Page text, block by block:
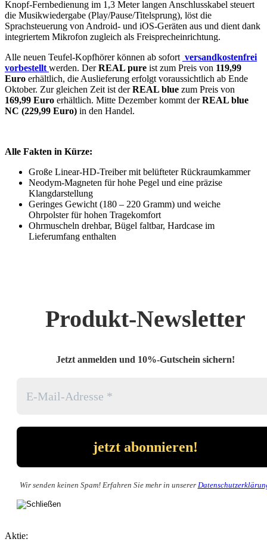
Knopf-Fernbedienung im 1,3 Meter langen Anschlusskabel steuert
die Musikwiedergabe (Play/Pause/Titelsprung), löst die
Sprachsteuerung von Android- und iOS-Geräten aus und dient dank
integriertem Mikrofon zugleich als Freisprecheinrichtung.
Alle neuen Teufel-Kopfhörer können ab sofort versandkostenfrei
vorbestellt werden. DerREAL pure ist zum Preis von 119,99
Euro erhältlich, die Auslieferung erfolgt voraussichtlich ab Ende
Oktober. Zur gleichen Zeit ist derREAL blue zum Preis von
169,99 Euro erhältlich. Mitte Dezember kommt derREAL blue
NC (229,99 Euro) in den Handel.
Alle Fakten in Kürze:
Große Linear-HD-Treiber mit belüfteter Rückraumkammer
Neodym-Magneten für hohe Pegel und eine präzise
Klangdarstellung
Geringes Gewicht (180 – 220 Gramm) und weiche
Ohrpolster für hohen Tragekomfort
Ohrmuscheln drehbar, Bügel faltbar, Hardcase im
Lieferumfang enthalten
Produkt-Newsletter
Jetzt anmelden und 10%-Gutschein sichern!
Wir senden keinen Spam! Erfahren Sie mehr in unserer
Aktie: